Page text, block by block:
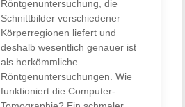
Röntgenuntersuchung, die
Schnittbilder verschiedener
Körperregionen liefert und
deshalb wesentlich genauer ist
als herkömmliche
Röntgenuntersuchungen. Wie
funktioniert die Computer-